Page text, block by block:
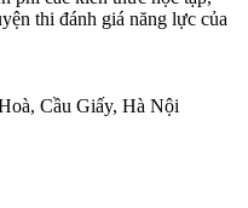
thi đánh giá năng lực của
Cầu Giấy, Hà Nội